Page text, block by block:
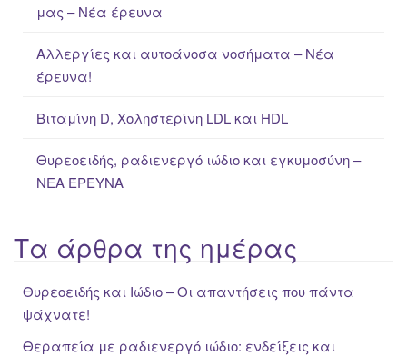
μας – Νέα έρευνα
Αλλεργίες και αυτοάνοσα νοσήματα – Νέα
έρευνα!
Βιταμίνη D, Χοληστερίνη LDL και HDL
Θυρεοειδής, ραδιενεργό ιώδιο και εγκυμοσύνη –
ΝΕΑ ΈΡΕΥΝΑ
Τα άρθρα της ημέρας
Θυρεοειδής και Ιώδιο – Οι απαντήσεις που πάντα
ψάχνατε!
Θεραπεία με ραδιενεργό ιώδιο: ενδείξεις και